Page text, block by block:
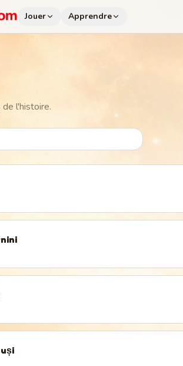
Jouer Apprendre
l'histoire.